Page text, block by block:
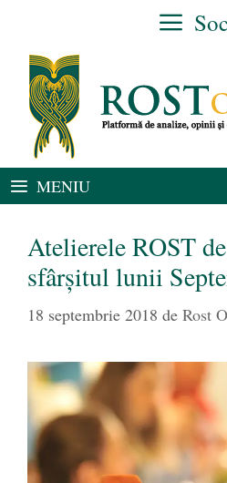
conținut
MENIU
Atelierele ROST
sfârșitul lunii
18 septembrie 2018 de Rost